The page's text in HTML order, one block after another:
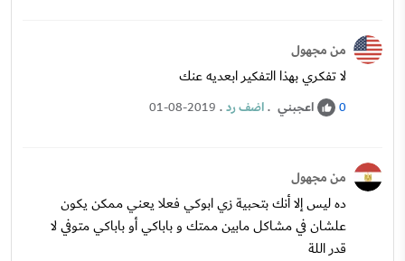
من مجهول
لا تفكري بهذا التفكير ابعديه عنك
0 اعجبني .اضف رد.
01-08-2019
من مجهول
ده ليس إلا أنك بتحبية زي ابوكي فعلا يعني ممكن يكون
علشان في مشاكل مابين ممتك و باباكي أو باباكي متوفي لا
قدر اللة